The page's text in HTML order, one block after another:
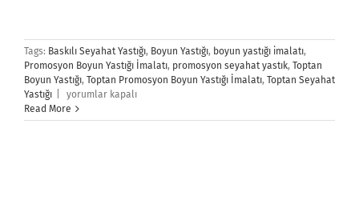
Tags: Baskılı Seyahat Yastığı, Boyun Yastığı, boyun yastığı imalatı,
Promosyon Boyun Yastığı İmalatı, promosyon seyahat yastık, Toptan
Boyun Yastığı, Toptan Promosyon Boyun Yastığı İmalatı, Toptan Seyahat
Yastığı
Ana
Sayfa
için
yorumlar kapalı
Read More